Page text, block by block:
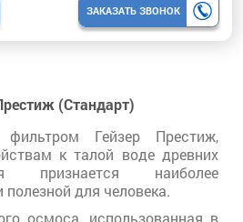
ЗАКАЗАТЬ ЗВОНОК
(Стандарт)
Гейзер Престиж,
к талой воде древних
признается наиболее
полезной для человека.
осмоса, использованная в